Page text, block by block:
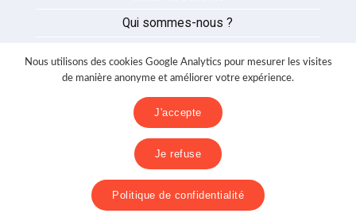
Qui sommes-nous ?
Partenaires
Nous contacter
Politique de confidentialité
Nous utilisons des cookies Google Analytics pour mesurer les visites
de manière anonyme et améliorer votre expérience.
J'accepte
Je refuse
Politique de confidentialité